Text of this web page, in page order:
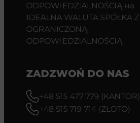
ODPOWIEDZIALNOŚCIĄ на
IDEALNA WALUTA SPÓŁKA Z
OGRANICZONĄ
ODPOWIEDZIALNOŚCIĄ
ZADZWOŃ DO NAS
+48 515 477 779 (KANTOR)
+48 515 719 714 (ZŁOTO)